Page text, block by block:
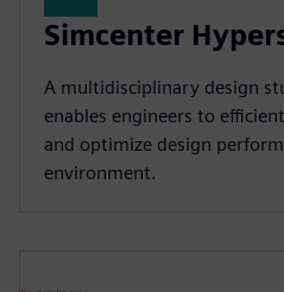
Simcenter
A multidisciplinary design
enables engineers to
and optimize design
environment.